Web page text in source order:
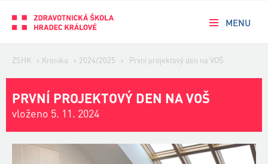
MENU
ZSHK > Kronika > 2024/2025 > První projektový den na VOŠ
PRVNÍ PROJEKTOVÝ DEN NA VOŠ
vloženo 5. 11. 2024